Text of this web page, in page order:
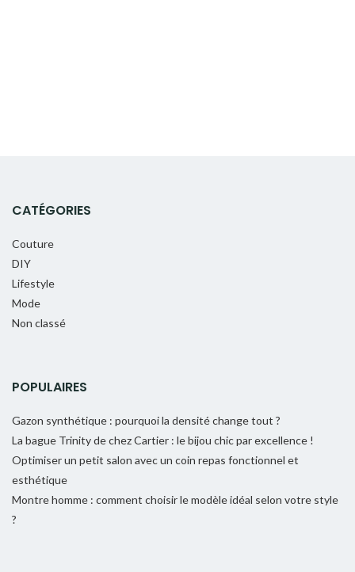
CATÉGORIES
Couture
DIY
Lifestyle
Mode
Non classé
POPULAIRES
Gazon synthétique : pourquoi la densité change tout ?
La bague Trinity de chez Cartier : le bijou chic par excellence !
Optimiser un petit salon avec un coin repas fonctionnel et
esthétique
Montre homme : comment choisir le modèle idéal selon votre style
?